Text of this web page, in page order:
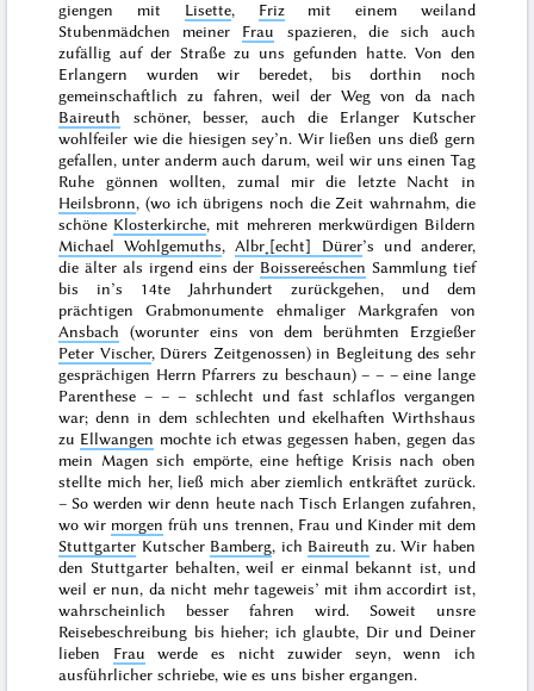
giengen mit Lisette, Frizmit einem weiland
Stubenmädchen meiner Frau spazieren, die sich auch
zufällig auf der Straße zu uns gefunden hatte. Von den
Erlangern wurden wir beredet, bis dorthin noch
gemeinschaftlich zu fahren, weil der Weg von da nach
Baireuth schöner, besser, auch die Erlanger Kutscher
wohlfeiler wie die hiesigen sey’n. Wir ließen uns dieß gern
gefallen, unter anderm auch darum, weil wir uns einen Tag
Ruhe gönnen wollten, zumal mir die letzte Nacht in
Heilsbronn, (wo ich übrigens noch die Zeit wahrnahm, die
schöne Klosterkirche, mit mehreren merkwürdigen Bildern
Michael Wohlgemuths,Albr˖[echt] Dürer’s und anderer,
die älter als irgend eins der Boissereéschen Sammlung tief
bis in’s 14te Jahrhundert zurückgehen, und dem
prächtigen Grabmonumente ehmaliger Markgrafen von
Ansbach (worunter eins von dem berühmten Erzgießer
Peter Vischer, Dürers Zeitgenossen) in Begleitung des sehr
gesprächigen Herrn Pfarrers zu beschaun) – – – eine lange
Parenthese – – – schlecht und fast schlaflos vergangen
war; denn in dem schlechten und ekelhaften Wirthshaus
zu Ellwangen mochte ich etwas gegessen haben, gegen das
mein Magen sich empörte, eine heftige Krisis nach oben
stellte mich her, ließ mich aber ziemlich entkräftet zurück.
– So werden wir denn heute nach Tisch Erlangen zufahren,
wo wir morgen früh uns trennen, Frau und Kinder mit dem
Stuttgarter Kutscher Bamberg, ich Baireuth zu. Wir haben
den Stuttgarter behalten, weil er einmal bekannt ist, und
weil er nun, da nicht mehr tageweis’ mit ihm accordirt ist,
wahrscheinlich besser fahren wird. Soweit unsre
Reisebeschreibung bis hieher; ich glaubte, Dir und Deiner
lieben Frau werde es nicht zuwider seyn, wenn ich
ausführlicher schriebe, wie es uns bisher ergangen.